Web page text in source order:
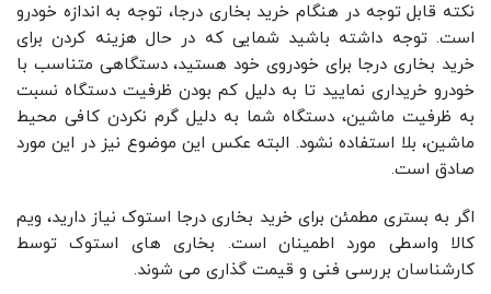
نکته قابل توجه در هنگام خرید بخاری درجا، توجه به اندازه خودرو
است. توجه داشته باشید شمایی که در حال هزینه کردن برای
خرید بخاری درجا برای خودروی خود هستید، دستگاهی متناسب با
خودرو خریداری نمایید تا به دلیل کم بودن ظرفیت دستگاه نسبت
به ظرفیت ماشین، دستگاه شما به دلیل گرم نکردن کافی محیط
ماشین، بلا استفاده نشود. البته عکس این موضوع نیز در این مورد
صادق است.
اگر به بستری مطمئن برای خرید بخاری درجا استوک نیاز دارید، ویم
کالا واسطی مورد اطمینان است. بخاری های استوک توسط
کارشناسان بررسی فنی و قیمت گذاری می شوند.